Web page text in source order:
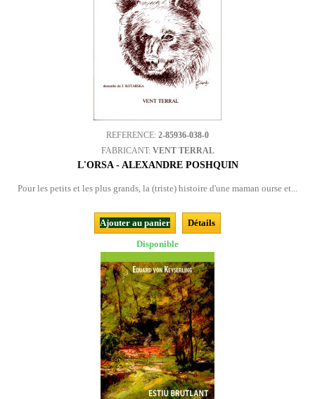
REFERENCE: 2-85936-038-0
FABRICANT: VENT TERRAL
L'ORSA - ALEXANDRE POSHQUIN
Pour les petits et les plus grands, la (triste) histoire d'une maman ourse et...
Ajouter au panier
Détails
Disponible